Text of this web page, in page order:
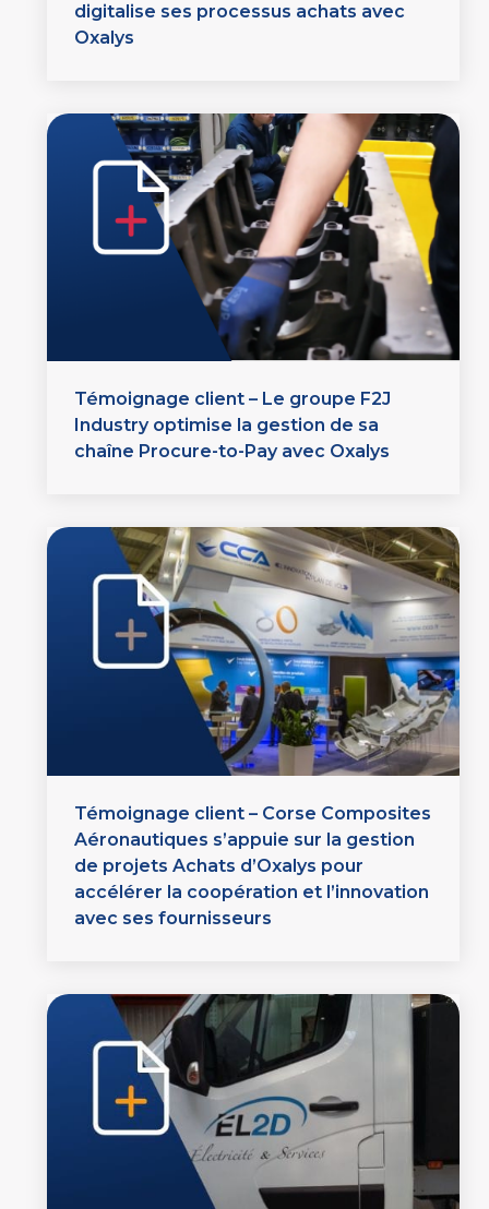
digitalise ses processus achats avec
Oxalys
Témoignage client – Le groupe F2J
Industry optimise la gestion de sa
chaîne Procure-to-Pay avec Oxalys
Témoignage client – Corse Composites
Aéronautiques s’appuie sur la gestion
de projets Achats d’Oxalys pour
accélérer la coopération et l’innovation
avec ses fournisseurs